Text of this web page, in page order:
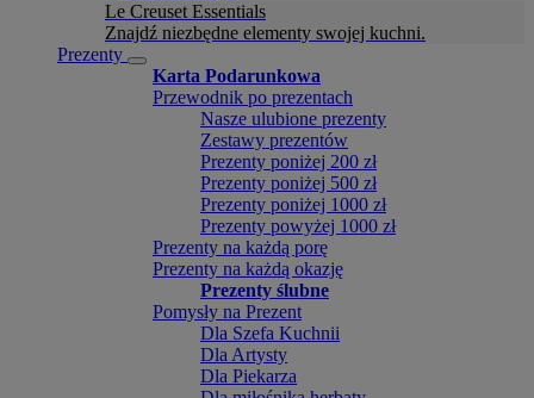
Le Creuset Essentials
Znajdź niezbędne elementy swojej kuchni.
Prezenty
Karta Podarunkowa
Przewodnik po prezentach
Nasze ulubione prezenty
Zestawy prezentów
Prezenty poniżej 200 zł
Prezenty poniżej 500 zł
Prezenty poniżej 1000 zł
Prezenty powyżej 1000 zł
Prezenty na każdą porę
Prezenty na każdą okazję
Prezenty ślubne
Pomysły na Prezent
Dla Szefa Kuchnii
Dla Artysty
Dla Piekarza